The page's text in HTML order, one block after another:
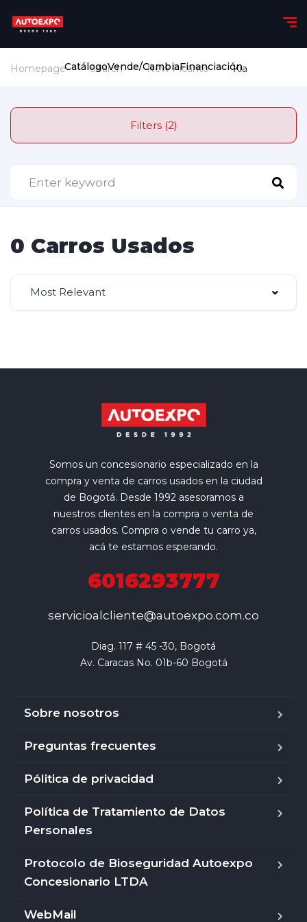
CatálogoVende/CambiaFinanciación
Homepage Search New Picanto Kia
Filters (2)
0 Carros Usados
Most Relevant
Somos un concesionario especializado en la
compra y venta de carros usados en la ciudad
de Bogotá. Desde 1992 asesoramos a
nuestros clientes en la compra o venta de
carros usados. Compra o vende tu carro ya,
acá te estamos esperando.
6016293777
servicioalcliente@autoexpo.com.co
Diag. 117 # 45 -30, Bogotá
Av. Caracas No. 01b-60 Bogotá
Sobre nosotros
Preguntas frecuentes
Pólitica de privacidad
Política de Tratamiento de Datos
Personales
Protocolo de Bioseguridad Autoexpo
Concesionario LTDA
WebMail